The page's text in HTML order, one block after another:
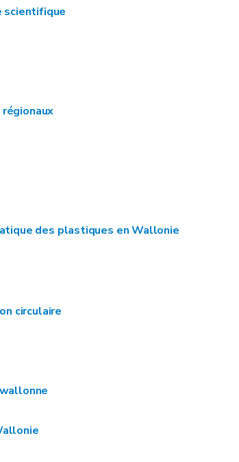
scientifique
des plastiques en Wallonie
circulaire